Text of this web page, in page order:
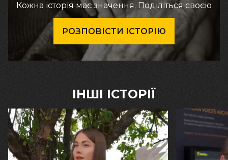
Кожна історія має значення. Поділіться своєю
РОЗПОВІСТИ ІСТОРІЮ
ІНШІ ІСТОРІЇ